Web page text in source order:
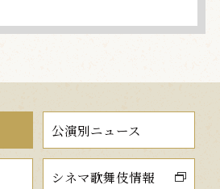
公演別ニュース
シネマ歌舞伎情報